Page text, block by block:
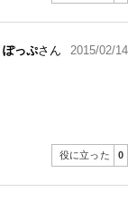
ぽっぷさん 2015/02/14
役に立った 0